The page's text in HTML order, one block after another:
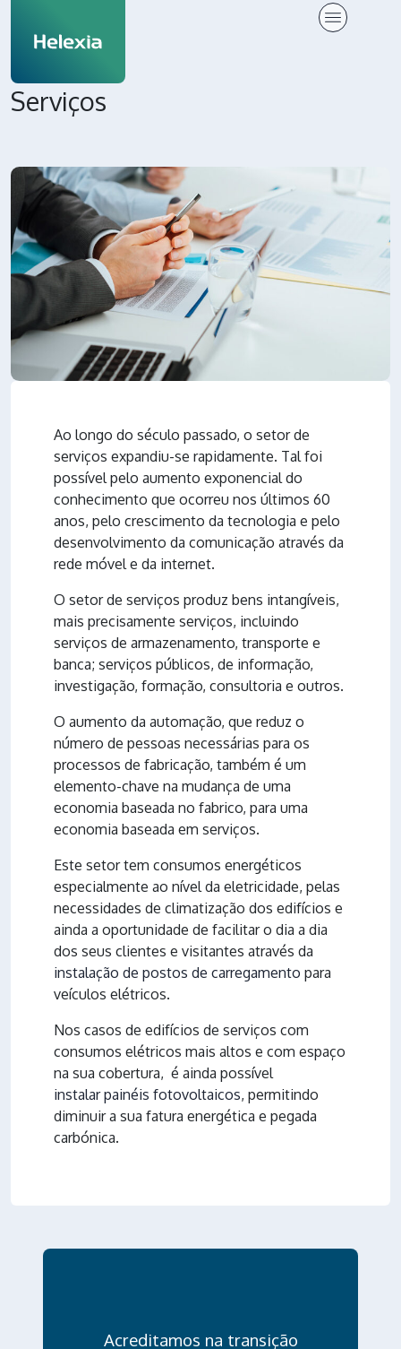
Serviços
Ao longo do século passado, o setor de
serviços expandiu-se rapidamente. Tal foi
possível pelo aumento exponencial do
conhecimento que ocorreu nos últimos 60
anos, pelo crescimento da tecnologia e pelo
desenvolvimento da comunicação através da
rede móvel e da internet.
O setor de serviços produz bens intangíveis,
mais precisamente serviços, incluindo
serviços de armazenamento, transporte e
banca; serviços públicos, de informação,
investigação, formação, consultoria e outros.
O aumento da automação, que reduz o
número de pessoas necessárias para os
processos de fabricação, também é um
elemento-chave na mudança de uma
economia baseada no fabrico, para uma
economia baseada em serviços.
Este setor tem consumos energéticos
especialmente ao nível da eletricidade, pelas
necessidades de climatização dos edifícios e
ainda a oportunidade de facilitar o dia a dia
dos seus clientes e visitantes através da
instalação de postos de carregamento para
veículos elétricos.
Nos casos de edifícios de serviços com
consumos elétricos mais altos e com espaço
na sua cobertura, é ainda possível
instalar painéis fotovoltaicos, permitindo
diminuir a sua fatura energética e pegada
carbónica.
Acreditamos na transição